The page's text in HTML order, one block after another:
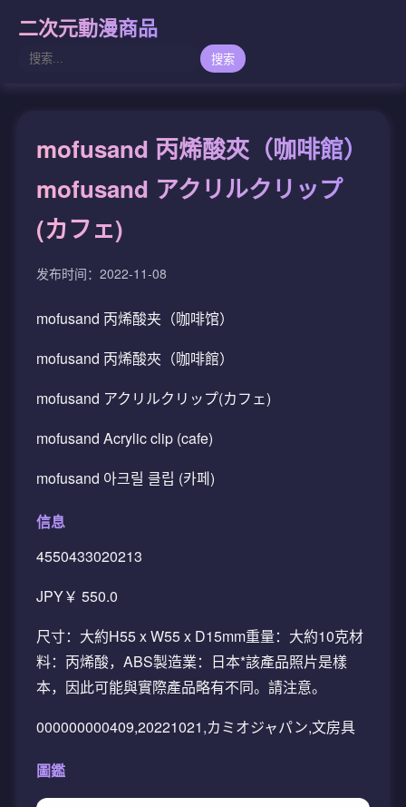
二次元動漫商品
搜索
mofusand 丙烯酸夾（咖啡館）
mofusand アクリルクリップ
(カフェ)
发布时间：2022-11-08
mofusand 丙烯酸夹（咖啡馆）
mofusand 丙烯酸夾（咖啡館）
mofusand アクリルクリップ(カフェ)
mofusand Acrylic clip (cafe)
mofusand 아크릴 클립 (카페)
信息
4550433020213
JPY￥ 550.0
尺寸：大約H55 x W55 x D15mm重量：大約10克材
料：丙烯酸，ABS製造業：日本*該產品照片是樣
本，因此可能與實際產品略有不同。請注意。
000000000409,20221021,カミオジャパン,文房具
圖鑑